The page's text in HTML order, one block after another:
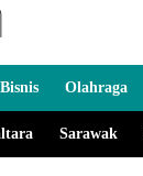
Olahraga
Sarawak